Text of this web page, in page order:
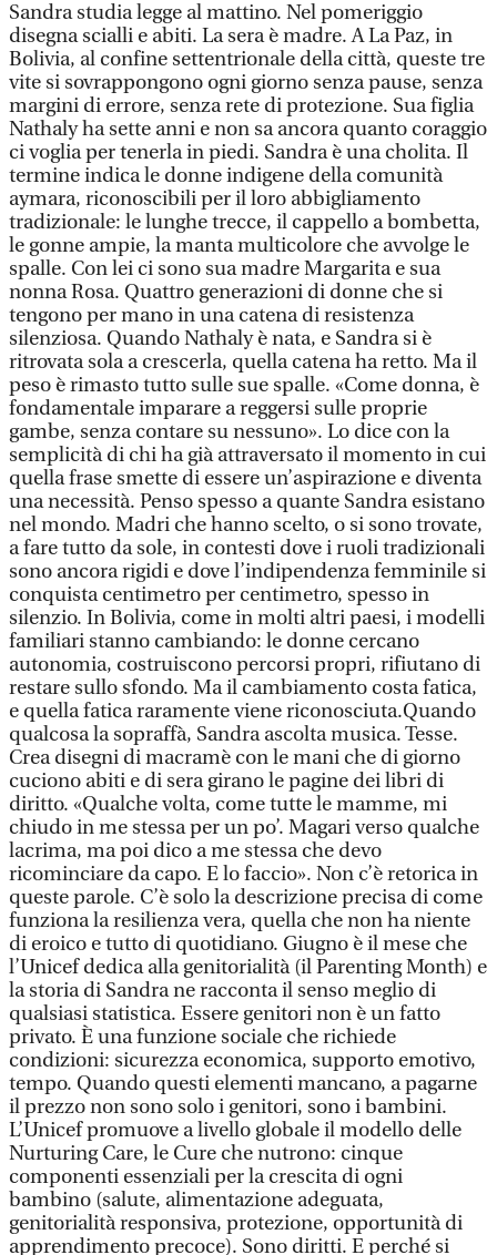
Sandra studia legge al mattino. Nel pomeriggio
disegna scialli e abiti. La sera è madre. A La Paz, in
Bolivia, al confine settentrionale della città, queste tre
vite si sovrappongono ogni giorno senza pause, senza
margini di errore, senza rete di protezione. Sua figlia
Nathaly ha sette anni e non sa ancora quanto coraggio
ci voglia per tenerla in piedi. Sandra è una cholita. Il
termine indica le donne indigene della comunità
aymara, riconoscibili per il loro abbigliamento
tradizionale: le lunghe trecce, il cappello a bombetta,
le gonne ampie, la manta multicolore che avvolge le
spalle. Con lei ci sono sua madre Margarita e sua
nonna Rosa. Quattro generazioni di donne che si
tengono per mano in una catena di resistenza
silenziosa. Quando Nathaly è nata, e Sandra si è
ritrovata sola a crescerla, quella catena ha retto. Ma il
peso è rimasto tutto sulle sue spalle. «Come donna, è
fondamentale imparare a reggersi sulle proprie
gambe, senza contare su nessuno». Lo dice con la
semplicità di chi ha già attraversato il momento in cui
quella frase smette di essere un’aspirazione e diventa
una necessità. Penso spesso a quante Sandra esistano
nel mondo. Madri che hanno scelto, o si sono trovate,
a fare tutto da sole, in contesti dove i ruoli tradizionali
sono ancora rigidi e dove l’indipendenza femminile si
conquista centimetro per centimetro, spesso in
silenzio. In Bolivia, come in molti altri paesi, i modelli
familiari stanno cambiando: le donne cercano
autonomia, costruiscono percorsi propri, rifiutano di
restare sullo sfondo. Ma il cambiamento costa fatica,
e quella fatica raramente viene riconosciuta.Quando
qualcosa la sopraffà, Sandra ascolta musica. Tesse.
Crea disegni di macramè con le mani che di giorno
cuciono abiti e di sera girano le pagine dei libri di
diritto. «Qualche volta, come tutte le mamme, mi
chiudo in me stessa per un po’. Magari verso qualche
lacrima, ma poi dico a me stessa che devo
ricominciare da capo. E lo faccio». Non c’è retorica in
queste parole. C’è solo la descrizione precisa di come
funziona la resilienza vera, quella che non ha niente
di eroico e tutto di quotidiano. Giugno è il mese che
l’Unicef dedica alla genitorialità (il Parenting Month) e
la storia di Sandra ne racconta il senso meglio di
qualsiasi statistica. Essere genitori non è un fatto
privato. È una funzione sociale che richiede
condizioni: sicurezza economica, supporto emotivo,
tempo. Quando questi elementi mancano, a pagarne
il prezzo non sono solo i genitori, sono i bambini.
L’Unicef promuove a livello globale il modello delle
Nurturing Care, le Cure che nutrono: cinque
componenti essenziali per la crescita di ogni
bambino (salute, alimentazione adeguata,
genitorialità responsiva, protezione, opportunità di
apprendimento precoce). Sono diritti. E perché si